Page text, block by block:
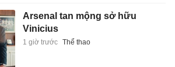
Arsenal tan mộng sở hữu
Vinicius
1 giờ trước Thể thao